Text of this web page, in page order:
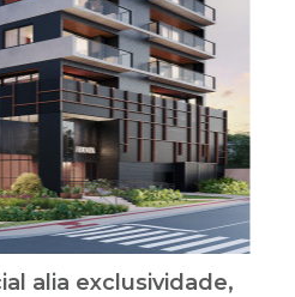
alia exclusividade,